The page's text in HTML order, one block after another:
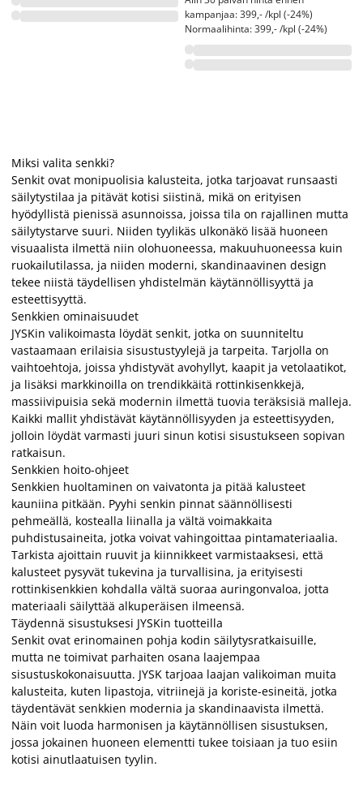
kampanjaa: 399,- /kpl (-24%)
Normaalihinta: 399,- /kpl (-24%)
Miksi valita senkki?
Senkit ovat monipuolisia kalusteita, jotka tarjoavat runsaasti
säilytystilaa ja pitävät kotisi siistinä, mikä on erityisen
hyödyllistä pienissä asunnoissa, joissa tila on rajallinen mutta
säilytystarve suuri. Niiden tyylikäs ulkonäkö lisää huoneen
visuaalista ilmettä niin olohuoneessa, makuuhuoneessa kuin
ruokailutilassa, ja niiden moderni, skandinaavinen design
tekee niistä täydellisen yhdistelmän käytännöllisyyttä ja
esteettisyyttä.
Senkkien ominaisuudet
JYSKin valikoimasta löydät senkit, jotka on suunniteltu
vastaamaan erilaisia sisustustyylejä ja tarpeita. Tarjolla on
vaihtoehtoja, joissa yhdistyvät avohyllyt, kaapit ja vetolaatikot,
ja lisäksi markkinoilla on trendikkäitä rottinkisenkkejä,
massiivipuisia sekä modernin ilmettä tuovia teräksisiä malleja.
Kaikki mallit yhdistävät käytännöllisyyden ja esteettisyyden,
jolloin löydät varmasti juuri sinun kotisi sisustukseen sopivan
ratkaisun.
Senkkien hoito-ohjeet
Senkkien huoltaminen on vaivatonta ja pitää kalusteet
kauniina pitkään. Pyyhi senkin pinnat säännöllisesti
pehmeällä, kostealla liinalla ja vältä voimakkaita
puhdistusaineita, jotka voivat vahingoittaa pintamateriaalia.
Tarkista ajoittain ruuvit ja kiinnikkeet varmistaaksesi, että
kalusteet pysyvät tukevina ja turvallisina, ja erityisesti
rottinkisenkkien kohdalla vältä suoraa auringonvaloa, jotta
materiaali säilyttää alkuperäisen ilmeensä.
Täydennä sisustuksesi JYSKin tuotteilla
Senkit ovat erinomainen pohja kodin säilytysratkaisuille,
mutta ne toimivat parhaiten osana laajempaa
sisustuskokonaisuutta. JYSK tarjoaa laajan valikoiman muita
kalusteita, kuten lipastoja, vitriinejä ja koriste-esineitä, jotka
täydentävät senkkien modernia ja skandinaavista ilmettä.
Näin voit luoda harmonisen ja käytännöllisen sisustuksen,
jossa jokainen huoneen elementti tukee toisiaan ja tuo esiin
kotisi ainutlaatuisen tyylin.